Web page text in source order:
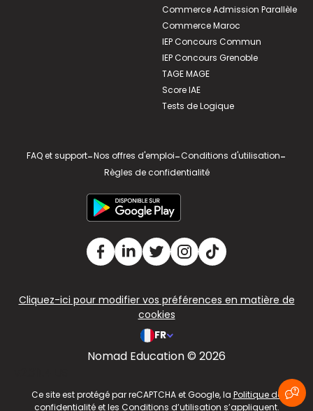
Commerce Admission Parallèle
Commerce Maroc
IEP Concours Commun
IEP Concours Grenoble
TAGE MAGE
Score IAE
Tests de Logique
FAQ et support-Nos offres d'emploi-Conditions d'utilisation-
Règles de confidentialité
Cliquez-ici pour modifier vos préférences en matière de
cookies
FR
Nomad Education © 2026
Ce site est protégé par reCAPTCHA et Google, la Politique de
confidentialitéet les Conditions d’utilisation s’appliquent.